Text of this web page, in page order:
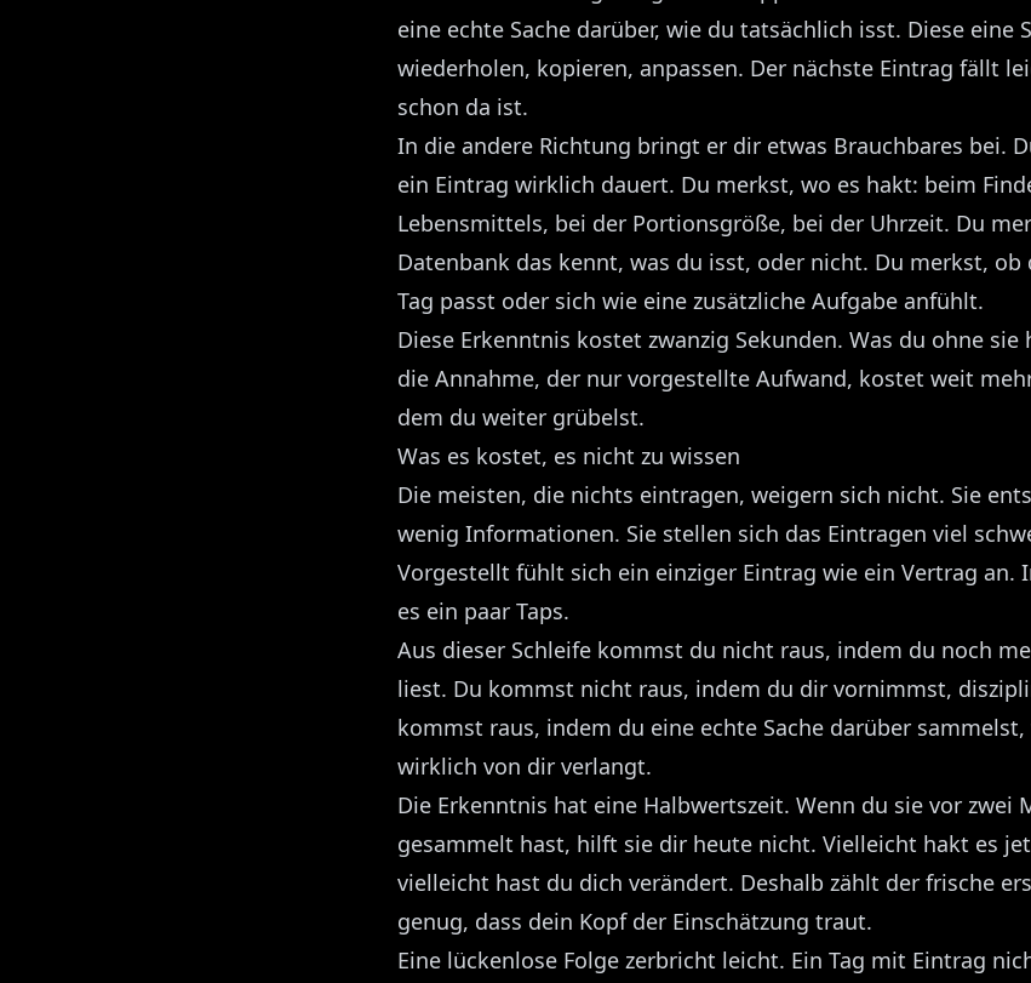
eine echte Sache darüber, wie du tatsächlich isst. Diese eine
wiederholen, kopieren, anpassen. Der nächste Eintrag fällt
schon da ist.
In die andere Richtung bringt er dir etwas Brauchbares bei.
ein Eintrag wirklich dauert. Du merkst, wo es hakt: beim
Lebensmittels, bei der Portionsgröße, bei der Uhrzeit. Du
Datenbank das kennt, was du isst, oder nicht. Du merkst, ob
Tag passt oder sich wie eine zusätzliche Aufgabe anfühlt.
Diese Erkenntnis kostet zwanzig Sekunden. Was du ohne sie
die Annahme, der nur vorgestellte Aufwand, kostet weit
dem du weiter grübelst.
Was es kostet, es nicht zu wissen
Die meisten, die nichts eintragen, weigern sich nicht. Sie
wenig Informationen. Sie stellen sich das Eintragen viel
Vorgestellt fühlt sich ein einziger Eintrag wie ein Vertrag an.
es ein paar Taps.
Aus dieser Schleife kommst du nicht raus, indem du noch
liest. Du kommst nicht raus, indem du dir vornimmst,
kommst raus, indem du eine echte Sache darüber sammelst,
wirklich von dir verlangt.
Die Erkenntnis hat eine Halbwertszeit. Wenn du sie vor zwei
gesammelt hast, hilft sie dir heute nicht. Vielleicht hakt es
vielleicht hast du dich verändert. Deshalb zählt der frische
genug, dass dein Kopf der Einschätzung traut.
Eine lückenlose Folge zerbricht leicht. Ein Tag mit Eintrag